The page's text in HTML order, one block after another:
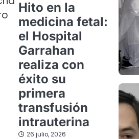
Hito en la
medicina fetal:
el Hospital
Garrahan
realiza con
éxito su
primera
transfusión
intrauterina
26 julio, 2026